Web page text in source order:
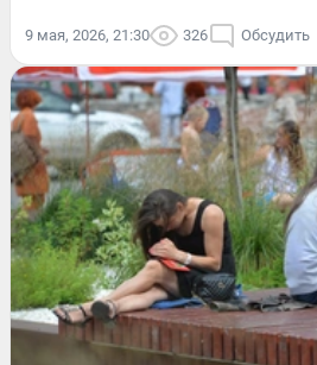
9 мая, 2026, 21:30 326 Обсудить